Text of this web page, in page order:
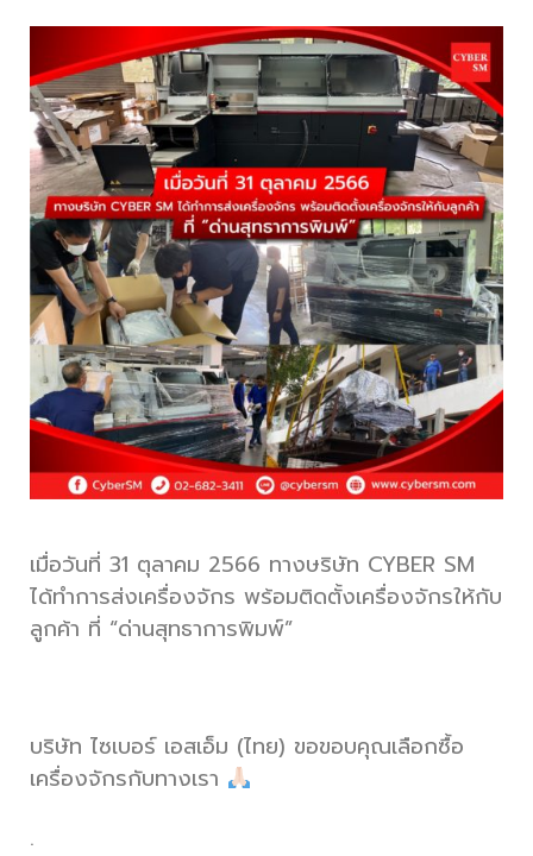
เมื่อวันที่ 31 ตุลาคม 2566 ทางษริษัท CYBER SM
ได้ทำการส่งเครื่องจักร พร้อมติดตั้งเครื่องจักรให้กับ
ลูกค้า ที่ “ด่านสุทธาการพิมพ์”
บริษัท ไซเบอร์ เอสเอ็ม (ไทย) ขอขอบคุณเลือกซื้อ
เครื่องจักรกับทางเรา
.